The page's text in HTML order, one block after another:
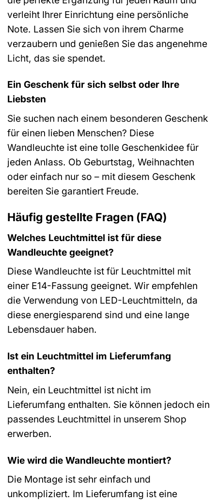
verleiht Ihrer Einrichtung eine persönliche
Note. Lassen Sie sich von ihrem Charme
verzaubern und genießen Sie das angenehme
Licht, das sie spendet.
Ein Geschenk für sich selbst oder Ihre
Liebsten
Sie suchen nach einem besonderen Geschenk
für einen lieben Menschen? Diese
Wandleuchte ist eine tolle Geschenkidee für
jeden Anlass. Ob Geburtstag, Weihnachten
oder einfach nur so – mit diesem Geschenk
bereiten Sie garantiert Freude.
Häufig gestellte Fragen (FAQ)
Welches Leuchtmittel ist für diese
Wandleuchte geeignet?
Diese Wandleuchte ist für Leuchtmittel mit
einer E14-Fassung geeignet. Wir empfehlen
die Verwendung von LED-Leuchtmitteln, da
diese energiesparend sind und eine lange
Lebensdauer haben.
Ist ein Leuchtmittel im Lieferumfang
enthalten?
Nein, ein Leuchtmittel ist nicht im
Lieferumfang enthalten. Sie können jedoch ein
passendes Leuchtmittel in unserem Shop
erwerben.
Wie wird die Wandleuchte montiert?
Die Montage ist sehr einfach und
unkompliziert. Im Lieferumfang ist eine